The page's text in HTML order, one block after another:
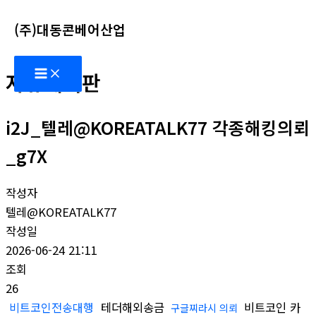
텐
츠
로
건
뛰
(주)대동콘베어산업
Main
Menu
자유게시판
i2J_텔레@KOREATALK77 각종해킹의뢰
_g7X
작성자
텔레@KOREATALK77
작성일
2026-06-24 21:11
조회
26
비트코인전송대행 테더해외송금 구글찌라시 의뢰 비트코인 카